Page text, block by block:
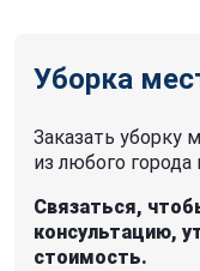
Уборка
Заказать уборку
из любого города
Связаться,
консультацию,
стоимость.